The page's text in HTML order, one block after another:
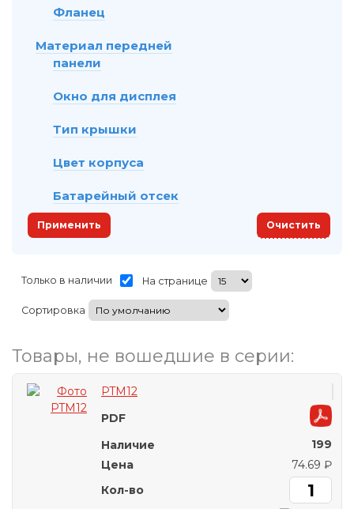
Фланец
Материал передней
панели
Окно для дисплея
Тип крышки
Цвет корпуса
Батарейный отсек
Применить Очистить
Только в наличии На странице
Сортировка
Товары, не вошедшие в серии:
PTM12
199
74.69 ₽